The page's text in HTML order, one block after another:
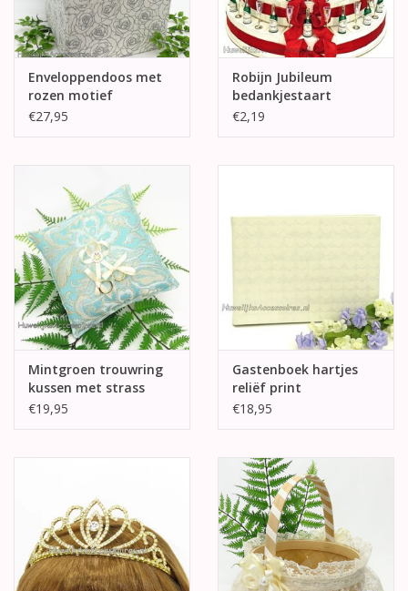
Enveloppendoos met
rozen motief
€27,95
Robijn Jubileum
bedankjestaart
€2,19
Mintgroen trouwring
kussen met strass
center
€19,95
Gastenboek hartjes
reliëf print
€18,95